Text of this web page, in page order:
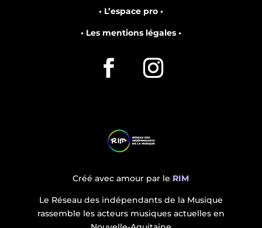
• L’espace pro •
• Les mentions légales •
Créé avec amour par le RIM
Le Réseau des indépendants de la Musique
rassemble les acteurs musiques actuelles en